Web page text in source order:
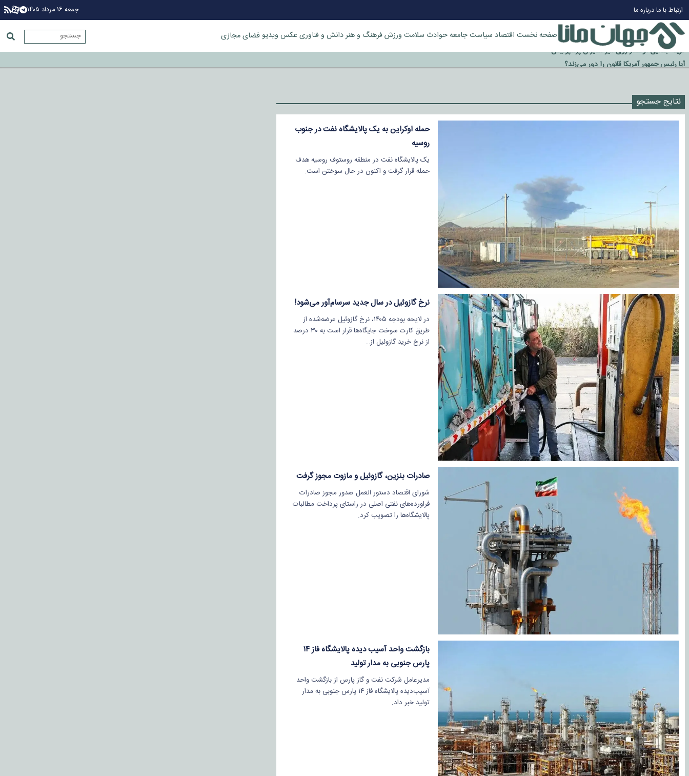
ارتباط با مادرباره ما جمعه ۱۶ مرداد ۱۴۰۵
صفحه نخست اقتصاد سیاستجامعهحوادث سلامت ورزشفرهنگ و هنردانش و فناوری عکس ویدیوفضای مجازی
چرا طلا دوباره افزایشی شد؟
گزینه جدایی اوسمار روی میز مدیران پرسپولیس
اخراج رسمی چهره نامدار از پرسپولیس
سازمان اطلاعات سپاه: پروژه دولت ترامپ برای مهار چین، روسیه و اروپا شکست خورد
نتایج جستجو
حمله اوکراین به یک پالایشگاه نفت در جنوب
روسیه
یک پالایشگاه نفت در منطقه روستوف روسیه هدف
حمله قرار گرفت و اکنون در حال سوختن است.
نرخ گازوئیل در سال جدید سرسام‌آور می‌شود!
در لایحه بودجه ۱۴۰۵، نرخ گازوئیل عرضه‌شده از
طریق کارت سوخت جایگاه‌ها قرار است به ۳۰ درصد
از نرخ خرید گازوئیل از…
صادرات بنزین، گازوئیل و مازوت مجوز گرفت
شورای اقتصاد دستور العمل صدور مجوز صادرات
فراورده‌های نفتی اصلی در راستای پرداخت مطالبات
پالایشگاه‌ها را تصویب کرد.
بازگشت واحد آسیب دیده پالایشگاه فاز ۱۴
پارس جنوبی به مدار تولید
مدیرعامل شرکت نفت و گاز پارس از بازگشت واحد
آسیب‌دیده پالایشگاه فاز ۱۴ پارس جنوبی به مدار
تولید خبر داد.